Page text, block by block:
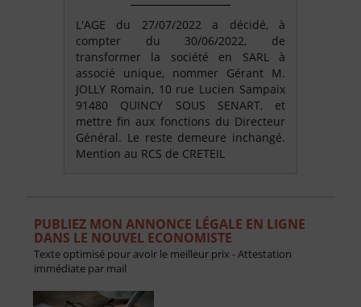
L'AGE du 27/07/2022 a décidé, à
compter du 30/06/2022, de
transformer la société en SARL à
associé unique, nommer Gérant M.
JOLLY Romain, 10 rue Lucien Sampaix
91480 QUINCY SOUS SENART, et
mettre fin aux fonctions du Directeur
Général. Le reste demeure inchangé.
Mention au RCS de CRETEIL
PUBLIEZ MON ANNONCE LÉGALE EN LIGNE
DANS LE NOUVEL ECONOMISTE
Texte optimisé pour avoir le meilleur prix - Attestation
immédiate par mail